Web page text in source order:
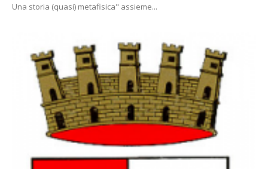
Una storia (quasi) metafisica" assieme...